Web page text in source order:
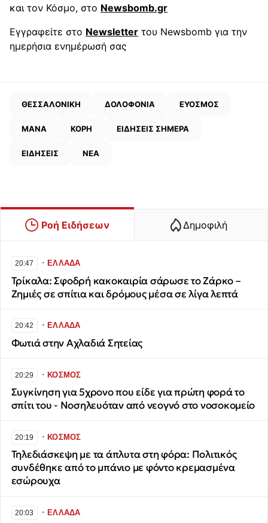
και τον Κόσμο, στο Newsbomb.gr
Εγγραφείτε στο Newsletter του Newsbomb για την
ημερήσια ενημέρωσή σας
ΘΕΣΣΑΛΟΝΙΚΗ ΔΟΛΟΦΟΝΙΑ ΕΥΟΣΜΟΣ
ΜΑΝΑ ΚΟΡΗ ΕΙΔΗΣΕΙΣ ΣΗΜΕΡΑ
ΕΙΔΗΣΕΙΣ ΝΕΑ
Ροή Ειδήσεων Δημοφιλή
20:47 ∙ΕΛΛΑΔΑ
Τρίκαλα: Σφοδρή κακοκαιρία σάρωσε το Ζάρκο –
Ζημιές σε σπίτια και δρόμους μέσα σε λίγα λεπτά
20:42 ∙ΕΛΛΑΔΑ
Φωτιά στην Αχλαδιά Σητείας
20:29 ∙ΚΟΣΜΟΣ
Συγκίνηση για 5χρονο που είδε για πρώτη φορά το
σπίτι του - Νοσηλευόταν από νεογνό στο νοσοκομείο
20:19 ∙ΚΟΣΜΟΣ
Τηλεδιάσκεψη με τα άπλυτα στη φόρα: Πολιτικός
συνδέθηκε από το μπάνιο με φόντο κρεμασμένα
εσώρουχα
20:03 ∙ΕΛΛΑΔΑ